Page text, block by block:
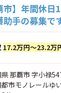
市】年間休
手の募集で
17.2万円～23.2万
那覇市 字小禄
市モノレールゆ